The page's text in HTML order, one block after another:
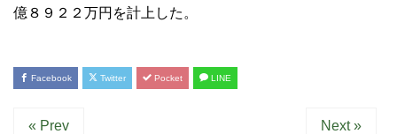
億８９２２万円を計上した。
Facebook Twitter Pocket LINE
« Prev Next »